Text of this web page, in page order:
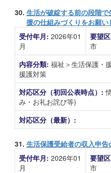
30. 生活が破綻する前の段階
援の仕組みづくりをお願い
受付年月: 2026年01
月
要望
市
内容分類: 福祉＞生活保護・
援護対策
対応区分（初回公表時点）:
み・お礼お詫び等)
対応区分（最新）:
31. 生活保護受給者の収入申
受付年月: 2026年01
月
要望
市